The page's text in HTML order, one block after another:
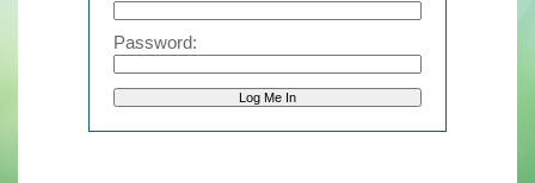
Password: